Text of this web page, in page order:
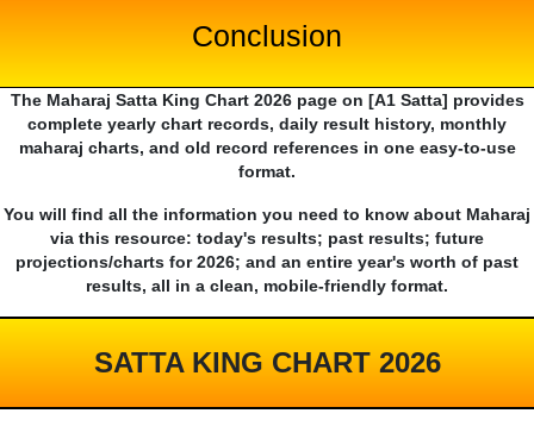
Conclusion
The Maharaj Satta King Chart 2026 page on [A1 Satta] provides
complete yearly chart records, daily result history, monthly
maharaj charts, and old record references in one easy-to-use
format.
You will find all the information you need to know about Maharaj
via this resource: today's results; past results; future
projections/charts for 2026; and an entire year's worth of past
results, all in a clean, mobile-friendly format.
SATTA KING CHART 2026